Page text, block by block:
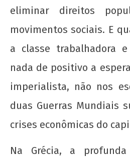
eliminar direitos
movimentos sociais. E
a classe trabalhadora
nada de positivo a
imperialista, não nos
duas Guerras Mundiais
crises econômicas do
Na Grécia, a